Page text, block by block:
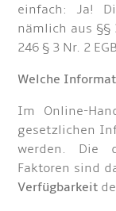
einfach: Ja!
nämlich aus §§
246 § 3 Nr. 2
Welche
Im Online-
gesetzlichen
werden. Die
Faktoren sind
Verfügbarkeit